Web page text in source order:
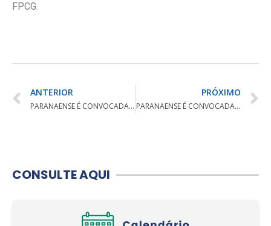
FPCG.
ANTERIOR
PARANAENSE É CONVOCADA PARA SUL-AMERICANO PRÉ-JUVENIL
PRÓXIMO
PARANAENSE É CONVOCADA PARA ANNIKA INVITATIONAL LATIN AMERICA
CONSULTE AQUI